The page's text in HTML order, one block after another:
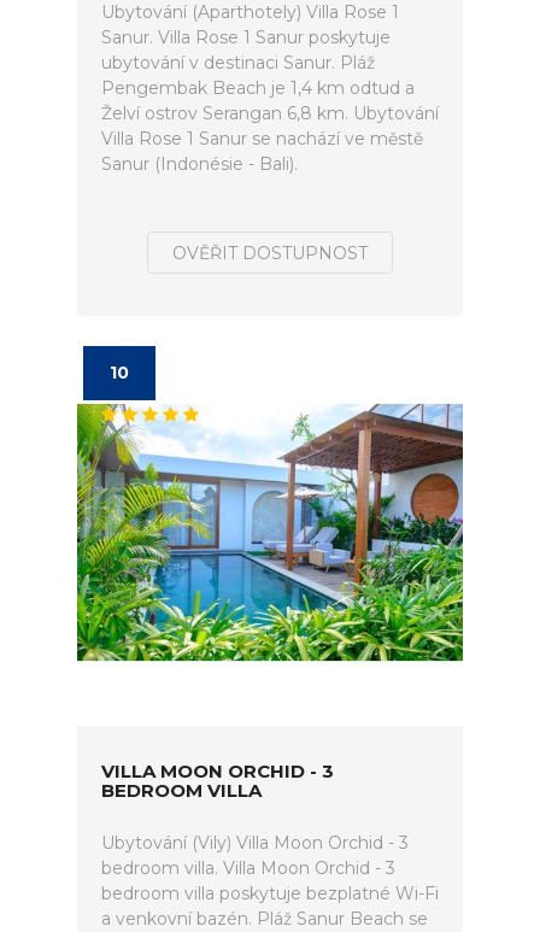
Ubytování (Aparthotely) Villa Rose 1
Sanur. Villa Rose 1 Sanur poskytuje
ubytování v destinaci Sanur. Pláž
Pengembak Beach je 1,4 km odtud a
Želví ostrov Serangan 6,8 km. Ubytování
Villa Rose 1 Sanur se nachází ve městě
Sanur (Indonésie - Bali).
OVĚŘIT DOSTUPNOST
10
VILLA MOON ORCHID - 3
BEDROOM VILLA
Ubytování (Vily) Villa Moon Orchid - 3
bedroom villa. Villa Moon Orchid - 3
bedroom villa poskytuje bezplatné Wi-Fi
a venkovní bazén. Pláž Sanur Beach se